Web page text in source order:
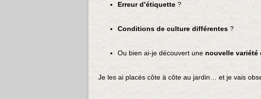
Erreur d’étiquette ?
Conditions de culture différentes ?
Ou bien ai-je découvert une nouvelle variété
Je les ai placés côte à côte au jardin… et je vais